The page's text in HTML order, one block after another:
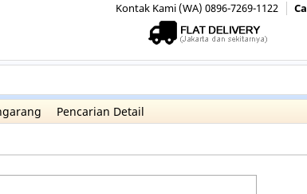
Kontak Kami (WA) 0896-7269-1122
Pencarian Detail